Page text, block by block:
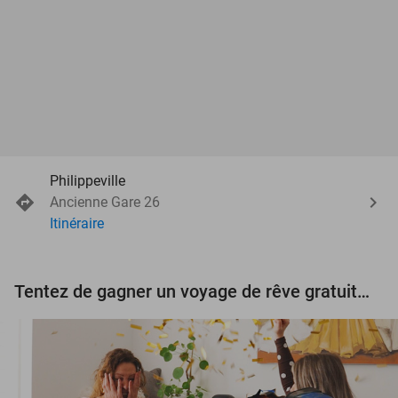
Philippeville
Ancienne Gare 26
Itinéraire
Tentez de gagner un voyage de rêve gratuit d'une valeur de 3.000 € !